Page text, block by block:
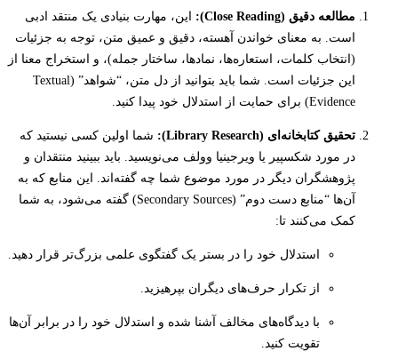
مطالعه دقیق (Close Reading):
این، مهارت بنیادی یک منتقد ادبی
است. به معنای خواندن آهسته، دقیق و عمیق متن، توجه به جزئیات
(انتخاب کلمات، استعاره‌ها، نمادها، ساختار جمله)، و استخراج معنا از
این جزئیات است. شما باید بتوانید از دل متن، “شواهد” (Textual
Evidence) برای حمایت از استدلال خود پیدا کنید.
تحقیق کتابخانه‌ای (Library Research):
شما اولین کسی نیستید که
در مورد شکسپیر یا ویرجینیا وولف می‌نویسید. باید ببینید منتقدان و
پژوهشگران دیگر در مورد موضوع شما چه گفته‌اند. این منابع که به
آن‌ها “منابع دست دوم” (Secondary Sources) گفته می‌شود، به شما
کمک می‌کنند تا:
استدلال خود را در بستر یک گفتگوی علمی بزرگ‌تر قرار دهید.
از تکرار حرف‌های دیگران بپرهیزید.
با دیدگاه‌های مخالف آشنا شده و استدلال خود را در برابر آن‌ها
تقویت کنید.